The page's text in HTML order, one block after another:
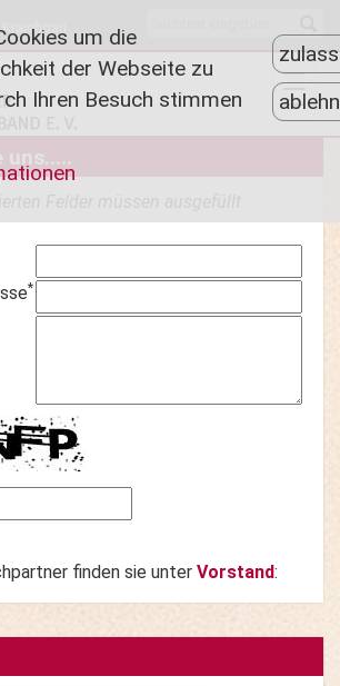
uns.....
*
finden sie unter Vorstand:
um die
der Webseite zu
Ihren Besuch stimmen